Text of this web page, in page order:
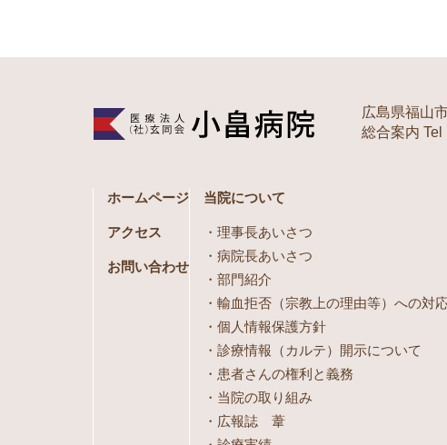
広島県福山
総合案内
ホームページ
アクセス
お問い合わせ
当院について
理事長あいさつ
病院長あいさつ
部門紹介
輸血拒否（宗教上の理由等）への対
個人情報保護方針
診療情報（カルテ）開示について
患者さんの権利と義務
当院の取り組み
広報誌 葦